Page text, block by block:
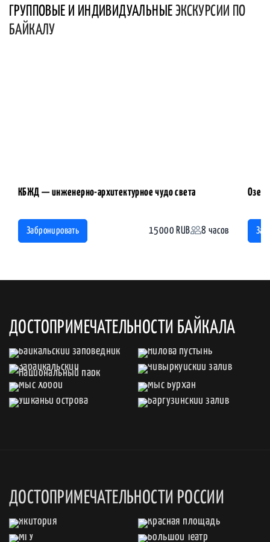
ГРУППОВЫЕ И ИНДИВИДУАЛЬНЫЕ ЭКСКУРСИИ ПО
БАЙКАЛУ
КБЖД — инженерно-архитектурное чудо света
Забронировать 15000 RUB 8 часов
ДОСТОПРИМЕЧАТЕЛЬНОСТИ БАЙКАЛА
ДОСТОПРИМЕЧАТЕЛЬНОСТИ РОССИИ